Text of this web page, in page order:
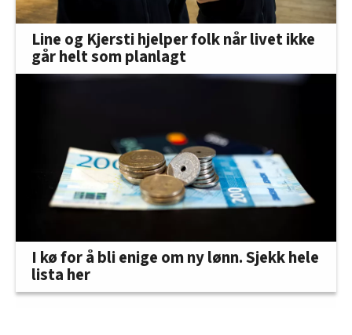
Line og Kjersti hjelper folk når livet ikke
går helt som planlagt
I kø for å bli enige om ny lønn. Sjekk hele
lista her